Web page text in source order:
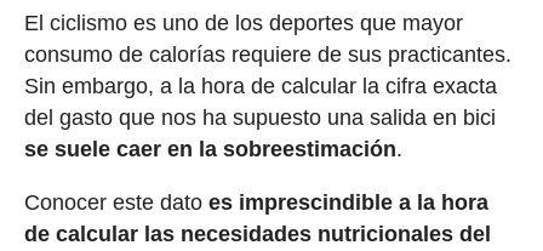
El ciclismo es uno de los deportes que mayor
consumo de calorías requiere de sus practicantes.
Sin embargo, a la hora de calcular la cifra exacta
del gasto que nos ha supuesto una salida en bici
se suele caer en la sobreestimación.
Conocer este dato es imprescindible a la hora
de calcular las necesidades nutricionales del